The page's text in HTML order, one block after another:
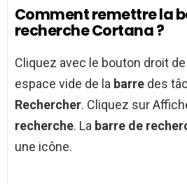
Comment remettre la
recherche Cortana ?
Cliquez avec le bouton droit
espace vide de la barre des
Rechercher. Cliquez sur
recherche. La barre de
une icône.